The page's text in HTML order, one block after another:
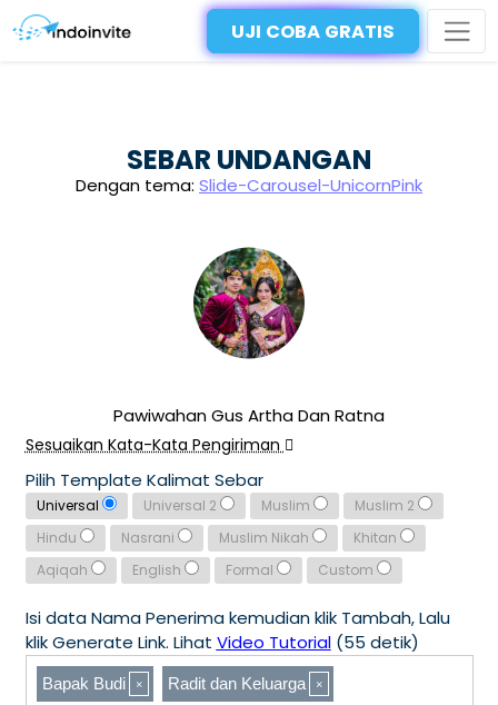
UJI COBA GRATIS
SEBAR UNDANGAN
Dengan tema: Slide-Carousel-UnicornPink
Pawiwahan Gus Artha Dan Ratna
Sesuaikan Kata-Kata Pengiriman
Pilih Template Kalimat Sebar
Universal Universal 2 Muslim
Muslim 2
Hindu
Nasrani Muslim Nikah
Khitan
Aqiqah
English Formal Custom
Isi data Nama Penerima kemudian klik Tambah, Lalu
klik Generate Link. Lihat Video Tutorial(55 detik)
Bapak Budi Radit dan Keluarga